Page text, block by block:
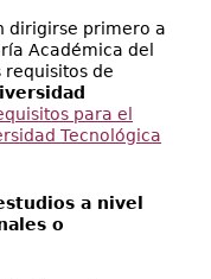
dirigirse primero a
Académica del
requisitos de
para el
Tecnológica
a nivel
o